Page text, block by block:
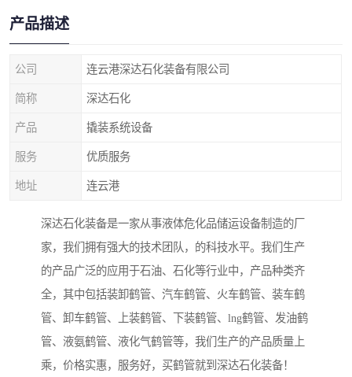
产品描述
公司 连云港深达石化装备有限公司
简称 深达石化
产品 撬装系统设备
服务 优质服务
地址 连云港
深达石化装备是一家从事液体危化品储运设备制造的厂
家，我们拥有强大的技术团队，的科技水平。我们生产
的产品广泛的应用于石油、石化等行业中，产品种类齐
全，其中包括装卸鹤管、汽车鹤管、火车鹤管、装车鹤
管、卸车鹤管、上装鹤管、下装鹤管、lng鹤管、发油鹤
管、液氨鹤管、液化气鹤管等，我们生产的产品质量上
乘，价格实惠，服务好，买鹤管就到深达石化装备！